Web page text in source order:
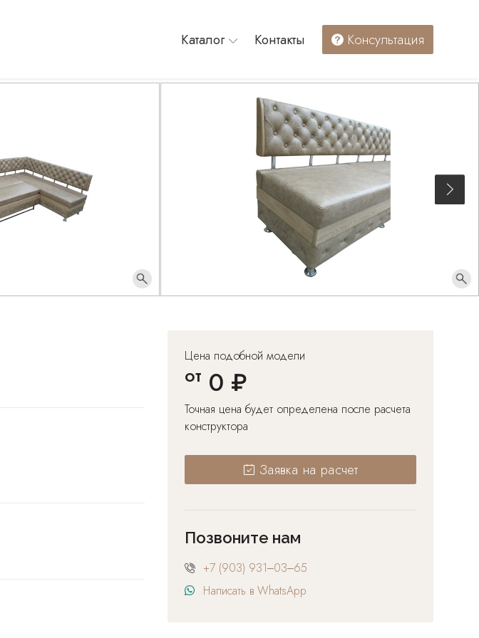
Каталог Контакты Консультация
Цена подобной модели
от 0 ₽
Точная цена будет определена после расчета
конструктора
Заявка на расчет
Позвоните нам
+7 (903) 931‒03‒65
Написать в WhatsApp